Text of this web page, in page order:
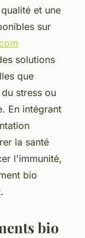
et une
sur
solutions
que
stress ou
En intégrant
la santé
l'immunité,
bio
bio